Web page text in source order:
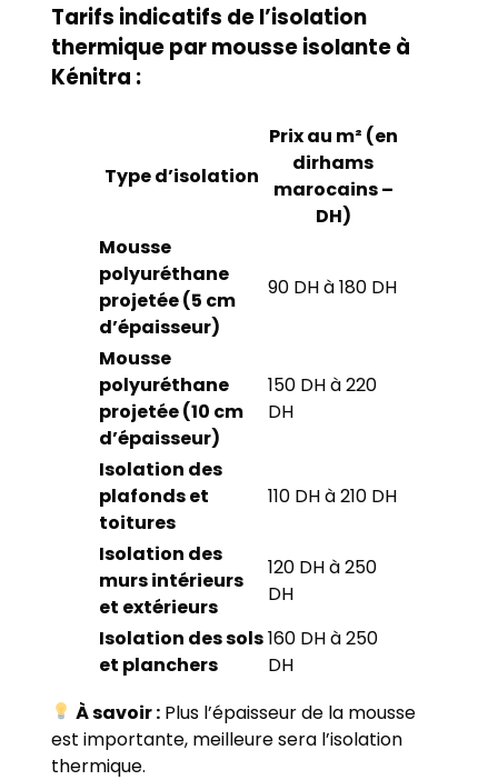
Tarifs indicatifs de l’isolation
thermique par mousse isolante à
Kénitra :
Type d’isolation
Prix au m² (en
dirhams
marocains –
DH)
Mousse
polyuréthane
projetée (5 cm
d’épaisseur)
90 DH à 180 DH
Mousse
polyuréthane
projetée (10 cm
d’épaisseur)
150 DH à 220
DH
Isolation des
plafonds et
toitures
110 DH à 210 DH
Isolation des
murs intérieurs
et extérieurs
120 DH à 250
DH
Isolation des sols
et planchers
160 DH à 250
DH
À savoir : Plus l’épaisseur de la mousse
est importante, meilleure sera l’isolation
thermique.